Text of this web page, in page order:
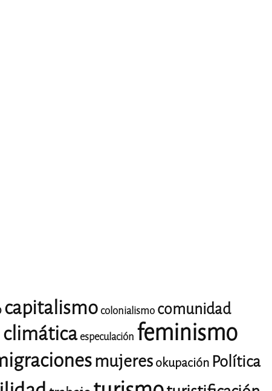
capitalismo colonialismo comunidad
especulación feminismo
mujeresokupación Política